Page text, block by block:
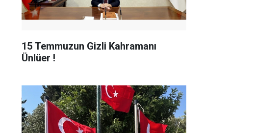
15 Temmuzun Gizli Kahramanı
Ünlüer !